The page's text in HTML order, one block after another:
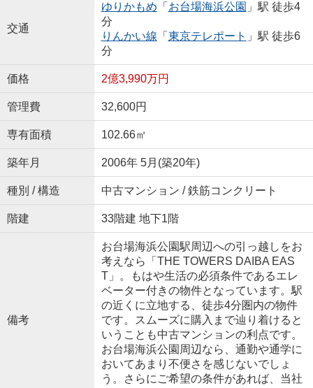
交通
ゆりかもめ 「 お台場海浜公園 」駅 徒歩4
分
りんかい線 「 東京テレポート 」駅 徒歩6
分
価格 2億3,990万円
管理費 32,600円
専有面積 102.66㎡
築年月 2006年 5月(築20年)
種別 / 構造 中古マンション / 鉄筋コンクリート
階建 33階建 地下1階
備考
お台場海浜公園駅周辺への引っ越しをお
考えなら「THE TOWERS DAIBA EAS
T」。もはや生活の必須条件であるエレ
ベーター付きの物件となっています。駅
の近くに立地する、徒歩4分圏内の物件
です。スムーズに購入まで辿り着けると
いうことも中古マンションの利点です。
お台場海浜公園周辺なら、通勤や通学に
おいてあまり不便さを感じないでしょ
う。さらにご希望の条件があれば、当社